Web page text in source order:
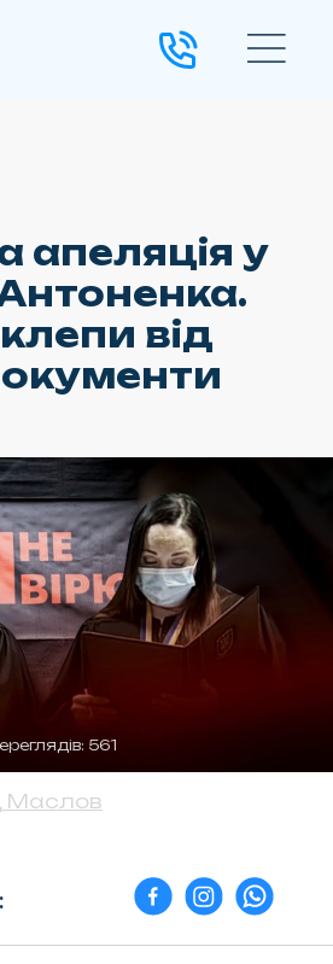
апеляція у
від
561
Маслов